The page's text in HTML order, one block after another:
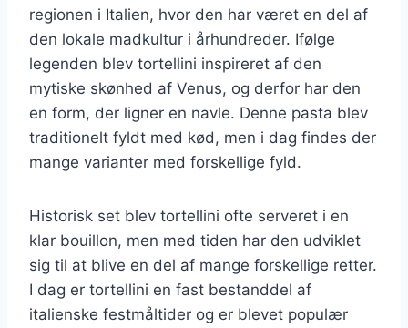
regionen i Italien, hvor den har været en del af
den lokale madkultur i århundreder. Ifølge
legenden blev tortellini inspireret af den
mytiske skønhed af Venus, og derfor har den
en form, der ligner en navle. Denne pasta blev
traditionelt fyldt med kød, men i dag findes der
mange varianter med forskellige fyld.
Historisk set blev tortellini ofte serveret i en
klar bouillon, men med tiden har den udviklet
sig til at blive en del af mange forskellige retter.
I dag er tortellini en fast bestanddel af
italienske festmåltider og er blevet populær